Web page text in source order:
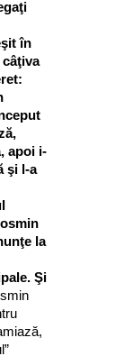
în
apoi i-
şi l-a
la
Şi